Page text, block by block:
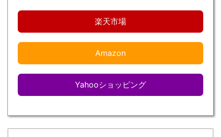
楽天市場
Amazon
Yahooショッピング